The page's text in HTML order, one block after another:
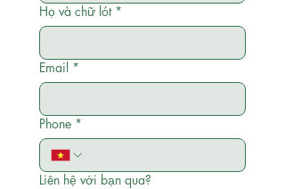
Họ và chữ lót *
Email *
Phone *
Liên hệ với bạn qua?